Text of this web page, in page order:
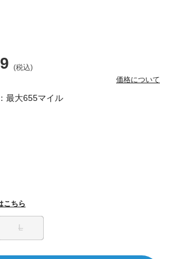
最大655マイル
(税込)
価格について
L
こちら